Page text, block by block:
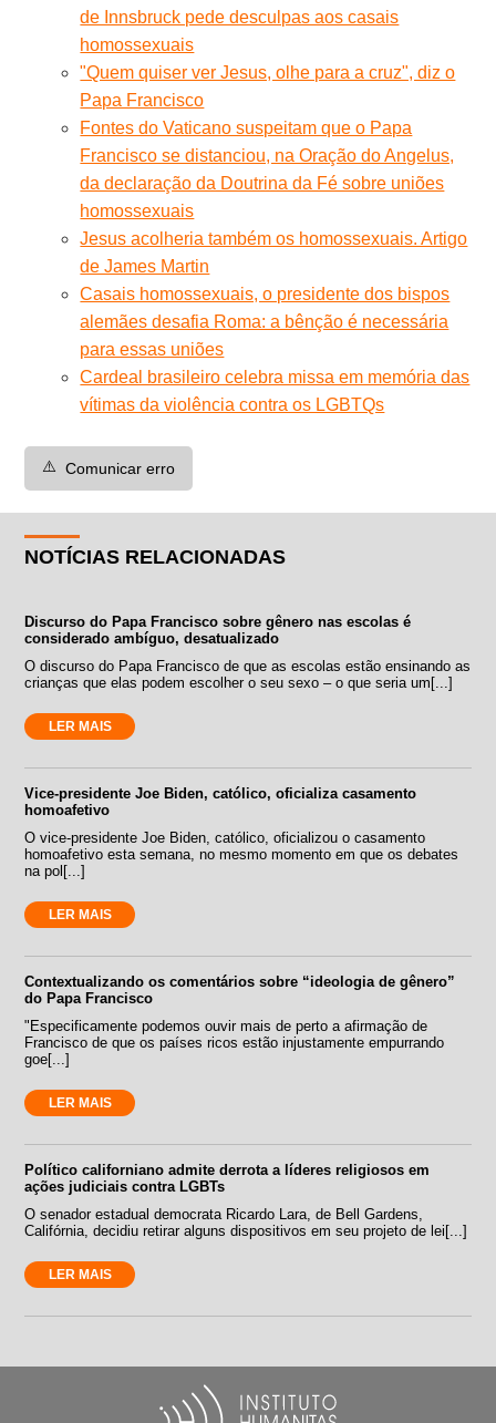
de Innsbruck pede desculpas aos casais
homossexuais
"Quem quiser ver Jesus, olhe para a cruz", diz o
Papa Francisco
Fontes do Vaticano suspeitam que o Papa
Francisco se distanciou, na Oração do Angelus,
da declaração da Doutrina da Fé sobre uniões
homossexuais
Jesus acolheria também os homossexuais. Artigo
de James Martin
Casais homossexuais, o presidente dos bispos
alemães desafia Roma: a bênção é necessária
para essas uniões
Cardeal brasileiro celebra missa em memória das
vítimas da violência contra os LGBTQs
⚠️ Comunicar erro
NOTÍCIAS RELACIONADAS
Discurso do Papa Francisco sobre gênero nas escolas é
considerado ambíguo, desatualizado
O discurso do Papa Francisco de que as escolas estão ensinando as
crianças que elas podem escolher o seu sexo – o que seria um[...]
LER MAIS
Vice-presidente Joe Biden, católico, oficializa casamento
homoafetivo
O vice-presidente Joe Biden, católico, oficializou o casamento
homoafetivo esta semana, no mesmo momento em que os debates
na pol[...]
LER MAIS
Contextualizando os comentários sobre “ideologia de gênero”
do Papa Francisco
"Especificamente podemos ouvir mais de perto a afirmação de
Francisco de que os países ricos estão injustamente empurrando
goe[...]
LER MAIS
Político californiano admite derrota a líderes religiosos em
ações judiciais contra LGBTs
O senador estadual democrata Ricardo Lara, de Bell Gardens,
Califórnia, decidiu retirar alguns dispositivos em seu projeto de lei[...]
LER MAIS